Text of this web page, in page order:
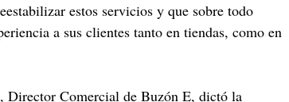
estos servicios y que sobre todo
a sus clientes tanto en tiendas, como en
Director Comercial de Buzón E, dictó la